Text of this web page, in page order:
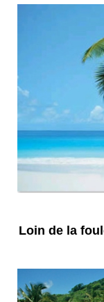
Loin de la